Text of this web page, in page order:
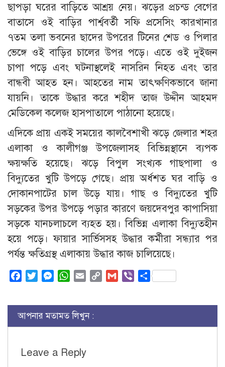
ছাপড়া ঘরের বাড়িতে আশ্রয় নেয়। ঝড়ের প্রচন্ড বেগের
বাতাসে ওই বাড়ির পার্শ্ববর্তী সফি প্রসেসিং কারখানার
৭তম তলা ভবনের ছাদের উপরের টিনের শেড ও পিলার
ভেঙ্গে ওই বাড়ির চালের উপর পড়ে। এতে ওই দুইজন
চাপা পড়ে এবং ঘটনাস্থলেই নাসরিন নিহত এবং তার
বান্ধবী আহত হন। আহতের নাম তাৎক্ষণিকভাবে জানা
যায়নি। তাকে উদ্ধার করে শহীদ তাজ উদ্দীন আহমদ
মেডিকেল কলেজ হাসপাতালে পাঠানো হয়েছে।
এদিকে প্রায় একই সময়ের কালবৈশাখী ঝড়ে জেলার শহর
এলাকা ও কালীগঞ্জ উপজেলাসহ বিভিন্নস্থানে ব্যপক
ক্ষয়ক্ষতি হয়েছে। ঝড়ে বিপুল সংখ্যক গাছপালা ও
বিদ্যুতের খুটি উপড়ে গেছে। প্রায় অর্ধশত ঘর বাড়ি ও
দোকানপাটের চাল উড়ে যায়। গাছ ও বিদ্যুতের খুটি
সড়কের উপর উপড়ে পড়ার কারণে জয়দেবপুর কাপাসিয়া
সড়কে যানচলাচলে ব্যহত হয়। বিভিন্ন এলাকা বিদ্যুতহীন
হয়ে পড়ে। ফায়ার সার্ভিসসহ উদ্ধার কর্মীরা সন্ধ্যার পর
পর্যন্ত ক্ষতিগ্রস্থ এলাকায় উদ্ধার কাজ চালিয়েছে।
FacebookTwitterMessenger
WhatsApp
Email
Copy
Gmail ViberShare
আপনার মতামত লিখুন :
Leave a Reply